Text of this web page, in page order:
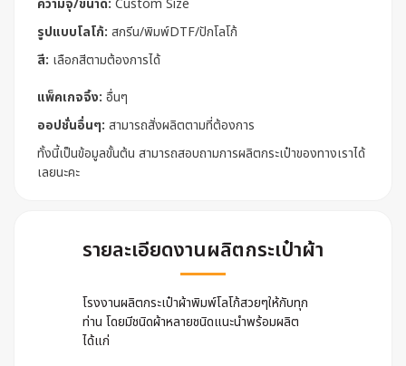
ความจุ/ขนาด: Custom Size
รูปแบบโลโก้: สกรีน/พิมพ์DTF/ปักโลโก้
สี: เลือกสีตามต้องการได้
แพ็คเกจจิ้ง: อื่นๆ
ออปชั่นอื่นๆ: สามารถสั่งผลิตตามที่ต้องการ
ทั้งนี้เป็นข้อมูลขั้นต้น สามารถสอบถามการผลิตกระเป๋าของทางเราได้
เลยนะคะ
รายละเอียดงานผลิตกระเป๋าผ้า
โรงงานผลิตกระเป๋าผ้าพิมพ์โลโก้สวยๆให้กับทุก
ท่าน โดยมีชนิดผ้าหลายชนิดแนะนำพร้อมผลิต
ได้แก่